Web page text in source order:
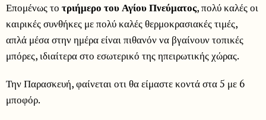
Επομένως το τριήμερο του Αγίου Πνεύματος, πολύ καλές οι
καιρικές συνθήκες με πολύ καλές θερμοκρασιακές τιμές,
απλά μέσα στην ημέρα είναι πιθανόν να βγαίνουν τοπικές
μπόρες, ιδιαίτερα στο εσωτερικό της ηπειρωτικής χώρας.
Την Παρασκευή, φαίνεται οτι θα είμαστε κοντά στα 5 με 6
μποφόρ.